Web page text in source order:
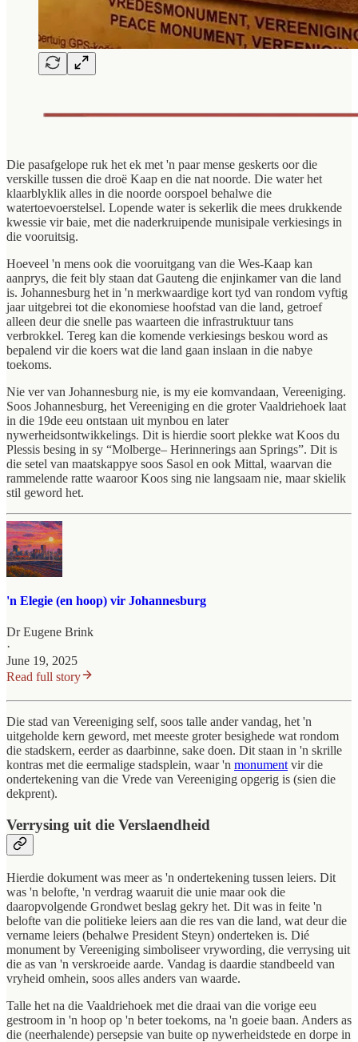
Die pasafgelope ruk het ek met 'n paar mense geskerts oor die
verskille tussen die droë Kaap en die nat noorde. Die water het
klaarblyklik alles in die noorde oorspoel behalwe die
watertoevoerstelsel. Lopende water is sekerlik die mees drukkende
kwessie vir baie, met die naderkruipende munisipale verkiesings in
die vooruitsig.
Hoeveel 'n mens ook die vooruitgang van die Wes-Kaap kan
aanprys, die feit bly staan dat Gauteng die enjinkamer van die land
is. Johannesburg het in 'n merkwaardige kort tyd van rondom vyftig
jaar uitgebrei tot die ekonomiese hoofstad van die land, getroef
alleen deur die snelle pas waarteen die infrastruktuur tans
verbrokkel. Tereg kan die komende verkiesings beskou word as
bepalend vir die koers wat die land gaan inslaan in die nabye
toekoms.
Nie ver van Johannesburg nie, is my eie komvandaan, Vereeniging.
Soos Johannesburg, het Vereeniging en die groter Vaaldriehoek laat
in die 19de eeu ontstaan uit mynbou en later
nywerheidsontwikkelings. Dit is hierdie soort plekke wat Koos du
Plessis besing in sy “Molberge– Herinnerings aan Springs”. Dit is
die setel van maatskappye soos Sasol en ook Mittal, waarvan die
rammelende ratte waaroor Koos sing nie langsaam nie, maar skielik
stil geword het.
'n Elegie (en hoop) vir Johannesburg
Dr Eugene Brink
·
June 19, 2025
Read full story
Die stad van Vereeniging self, soos talle ander vandag, het 'n
uitgeholde kern geword, met meeste groter besighede wat rondom
die stadskern, eerder as daarbinne, sake doen. Dit staan in 'n skrille
kontras met die eermalige stadsplein, waar 'n monument vir die
ondertekening van die Vrede van Vereeniging opgerig is (sien die
dekprent).
Verrysing uit die Verslaendheid
Hierdie dokument was meer as 'n ondertekening tussen leiers. Dit
was 'n belofte, 'n verdrag waaruit die unie maar ook die
daaropvolgende Grondwet beslag gekry het. Dit was in feite 'n
belofte van die politieke leiers aan die res van die land, wat deur die
vername leiers (behalwe President Steyn) onderteken is. Dié
monument by Vereeniging simboliseer vrywording, die verrysing uit
die as van 'n verskroeide aarde. Vandag is daardie standbeeld van
vryheid omhein, soos alles anders van waarde.
Talle het na die Vaaldriehoek met die draai van die vorige eeu
gestroom in 'n hoop op 'n beter toekoms, na 'n goeie baan. Anders as
die (neerhalende) persepsie van buite op nywerheidstede en dorpe in